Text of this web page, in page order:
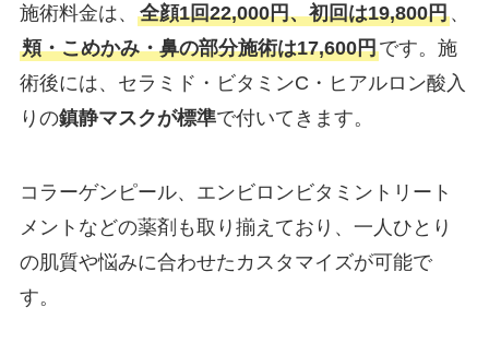
施術料金は、 全顔1回22,000円、初回は19,800円、
頬・こめかみ・鼻の部分施術は17,600円です。施
術後には、セラミド・ビタミンC・ヒアルロン酸入
りの鎮静マスクが標準で付いてきます。
コラーゲンピール、エンビロンビタミントリート
メントなどの薬剤も取り揃えており、一人ひとり
の肌質や悩みに合わせたカスタマイズが可能で
す。